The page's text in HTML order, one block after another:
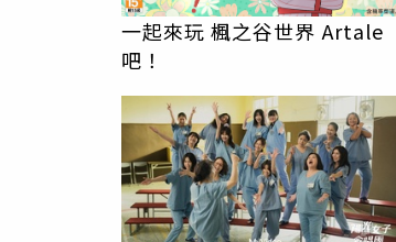
一起來玩 楓之谷世界 Artale
吧！